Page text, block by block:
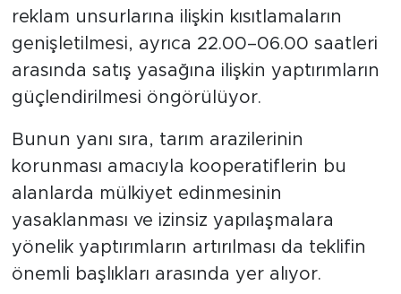
reklam unsurlarına ilişkin kısıtlamaların
genişletilmesi, ayrıca 22.00–06.00 saatleri
arasında satış yasağına ilişkin yaptırımların
güçlendirilmesi öngörülüyor.
Bunun yanı sıra, tarım arazilerinin
korunması amacıyla kooperatiflerin bu
alanlarda mülkiyet edinmesinin
yasaklanması ve izinsiz yapılaşmalara
yönelik yaptırımların artırılması da teklifin
önemli başlıkları arasında yer alıyor.